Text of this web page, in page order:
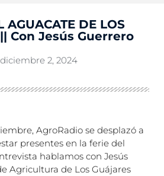
AGUACATE DE LOS
|| Con Jesús Guerrero
diciembre 2, 2024
AgroRadio se desplazó a
presentes en la ferie del
hablamos con Jesús
Agricultura de Los Guájares